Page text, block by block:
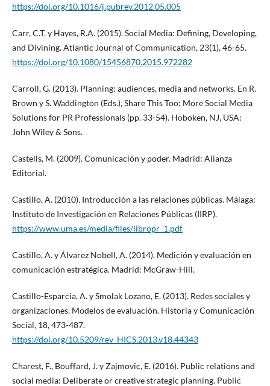
https://doi.org/10.1016/j.pubrev.2012.05.005
Carr, C.T. y Hayes, R.A. (2015). Social Media: Defining, Developing,
and Divining. Atlantic Journal of Communication, 23(1), 46-65.
https://doi.org/10.1080/15456870.2015.972282
Carroll, G. (2013). Planning: audiences, media and networks. En R.
Brown y S. Waddington (Eds.), Share This Too: More Social Media
Solutions for PR Professionals (pp. 33-54). Hoboken, NJ, USA:
John Wiley & Sons.
Castells, M. (2009). Comunicación y poder. Madrid: Alianza
Editorial.
Castillo, A. (2010). Introducción a las relaciones públicas. Málaga:
Instituto de Investigación en Relaciones Públicas (IIRP).
https://www.uma.es/media/files/libropr_1.pdf
Castillo, A. y Álvarez Nobell, A. (2014). Medición y evaluación en
comunicación estratégica. Madrid: McGraw-Hill.
Castillo-Esparcia, A. y Smolak Lozano, E. (2013). Redes sociales y
organizaciones. Modelos de evaluación. Historia y Comunicación
Social, 18, 473-487.
https://doi.org/10.5209/rev_HICS.2013.v18.44343
Charest, F., Bouffard, J. y Zajmovic, E. (2016). Public relations and
social media: Deliberate or creative strategic planning. Public